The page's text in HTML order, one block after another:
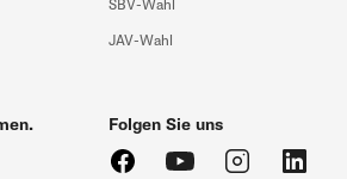
SBV-Wahl
JAV-Wahl
Folgen Sie uns